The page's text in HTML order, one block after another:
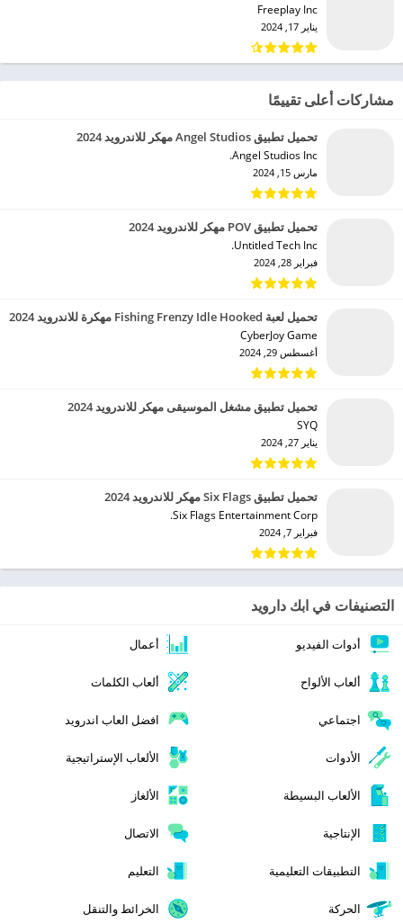
Freeplay Inc‏
يناير 17, 2024
مشاركات أعلى تقييمًا
تحميل تطبيق Angel Studios مهكر للاندرويد 2024
Angel Studios Inc.‏
مارس 15, 2024
تحميل تطبيق POV مهكر للاندرويد 2024
Untitled Tech Inc.‏
فبراير 28, 2024
تحميل لعبة Fishing Frenzy Idle Hooked مهكرة للاندرويد 2024
CyberJoy Game‏
أغسطس 29, 2024
تحميل تطبيق مشغل الموسيقى مهكر للاندرويد 2024
SYQ‏
يناير 27, 2024
تحميل تطبيق Six Flags مهكر للاندرويد 2024
Six Flags Entertainment Corp.‏
فبراير 7, 2024
التصنيفات في ابك دارويد
أدوات الفيديو أعمال
ألعاب الألواح ألعاب الكلمات
اجتماعي افضل العاب اندرويد
الأدوات الألعاب الإستراتيجية
الألعاب البسيطة الألغاز
الإنتاجية الاتصال
التطبيقات التعليمية التعليم
الحركة الخرائط والتنقل